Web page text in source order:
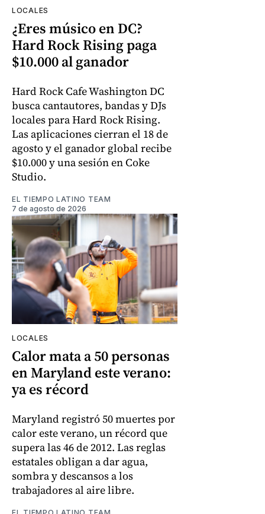
LOCALES
¿Eres músico en DC?
Hard Rock Rising paga
$10.000 al ganador
Hard Rock Cafe Washington DC
busca cantautores, bandas y DJs
locales para Hard Rock Rising.
Las aplicaciones cierran el 18 de
agosto y el ganador global recibe
$10.000 y una sesión en Coke
Studio.
EL TIEMPO LATINO TEAM
7 de agosto de 2026
LOCALES
Calor mata a 50 personas
en Maryland este verano:
ya es récord
Maryland registró 50 muertes por
calor este verano, un récord que
supera las 46 de 2012. Las reglas
estatales obligan a dar agua,
sombra y descansos a los
trabajadores al aire libre.